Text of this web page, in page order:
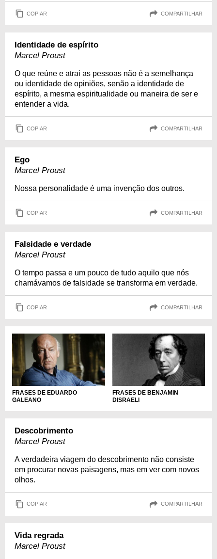
COPIAR COMPARTILHAR
Identidade de espírito
Marcel Proust
O que reúne e atrai as pessoas não é a semelhança
ou identidade de opiniões, senão a identidade de
espírito, a mesma espiritualidade ou maneira de ser e
entender a vida.
COPIAR COMPARTILHAR
Ego
Marcel Proust
Nossa personalidade é uma invenção dos outros.
COPIAR COMPARTILHAR
Falsidade e verdade
Marcel Proust
O tempo passa e um pouco de tudo aquilo que nós
chamávamos de falsidade se transforma em verdade.
COPIAR COMPARTILHAR
FRASES DE EDUARDO
GALEANO
FRASES DE BENJAMIN
DISRAELI
Descobrimento
Marcel Proust
A verdadeira viagem do descobrimento não consiste
em procurar novas paisagens, mas em ver com novos
olhos.
COPIAR COMPARTILHAR
Vida regrada
Marcel Proust